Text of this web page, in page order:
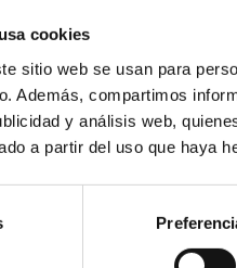
cookies
sitio web se usan para
Además, compartimos
y análisis web,
a partir del uso que haya
juntas PUR y doble